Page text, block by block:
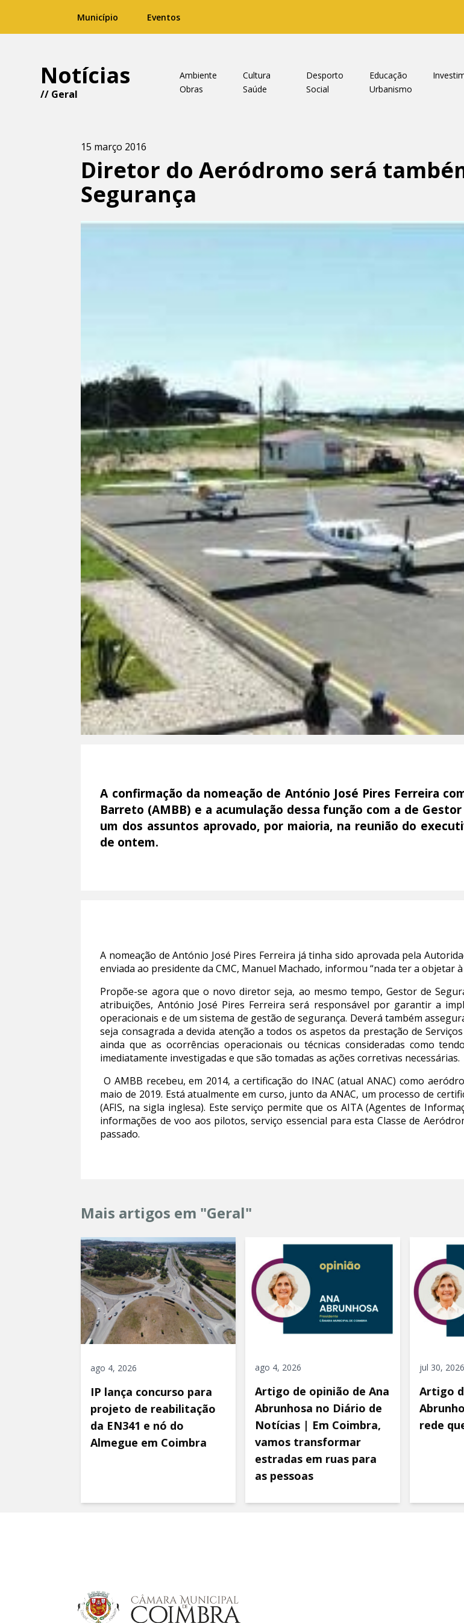
Município Eventos
Notícias
// Geral
Ambiente Cultura Desporto Educação
Obras
Saúde Social Urbanismo
15 março 2016
Diretor do Aeródromo será
Segurança
A confirmação da nomeação de António José Pires Ferreira
Barreto (AMBB) e a acumulação dessa função com a de
um dos assuntos aprovado, por maioria, na reunião do
de ontem.
A nomeação de António José Pires Ferreira já tinha sido aprovada pela
enviada ao presidente da CMC, Manuel Machado, informou “nada ter a objetar
Propõe-se agora que o novo diretor seja, ao mesmo tempo, Gestor de
atribuições, António José Pires Ferreira será responsável por garantir a
operacionais e de um sistema de gestão de segurança. Deverá também
seja consagrada a devida atenção a todos os aspetos da prestação de
ainda que as ocorrências operacionais ou técnicas consideradas como
imediatamente investigadas e que são tomadas as ações corretivas necessárias.
O AMBB recebeu, em 2014, a certificação do INAC (atual ANAC) como
maio de 2019. Está atualmente em curso, junto da ANAC, um processo de
(AFIS, na sigla inglesa). Este serviço permite que os AITA (Agentes de
informações de voo aos pilotos, serviço essencial para esta Classe de
passado.
Mais artigos em "Geral"
ago 4, 2026
IP lança concurso para
projeto de reabilitação
da EN341 e nó do
Almegue em Coimbra
ago 4, 2026
Artigo de opinião de Ana
Abrunhosa no Diário de
Notícias | Em Coimbra,
vamos transformar
estradas em ruas para
as pessoas
jul 30, 2026
Artigo
rede